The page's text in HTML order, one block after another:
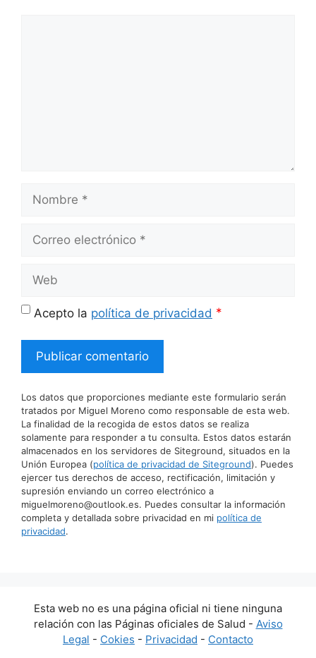
electrónico
Acepto la política de privacidad *
Los datos que proporciones mediante este formulario serán
tratados por Miguel Moreno como responsable de esta web.
La finalidad de la recogida de estos datos se realiza
solamente para responder a tu consulta. Estos datos estarán
almacenados en los servidores de Siteground, situados en la
Unión Europea (política de privacidad de Siteground). Puedes
ejercer tus derechos de acceso, rectificación, limitación y
supresión enviando un correo electrónico a
miguelmoreno@outlook.es. Puedes consultar la información
completa y detallada sobre privacidad en mi política de
privacidad.
Esta web no es una página oficial ni tiene ninguna
relación con las Páginas oficiales de Salud - Aviso
Legal - Cokies - Privacidad - Contacto